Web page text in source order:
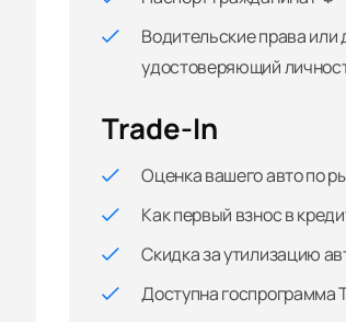
Водительские права или
удостоверяющий
Trade-In
Оценка вашего авто по
Как первый взнос в
Скидка за утилизацию
Доступна госпрограмма